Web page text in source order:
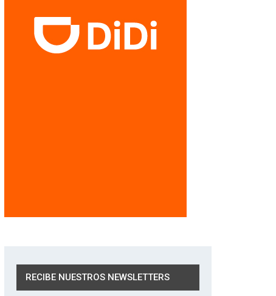
RECIBE NUESTROS NEWSLETTERS